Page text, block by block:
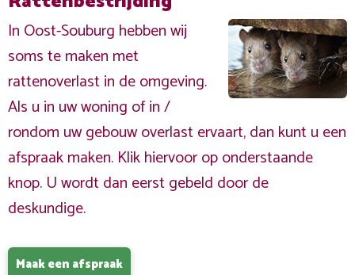
In Oost-Souburg hebben wij
soms te maken met
rattenoverlast in de omgeving.
Als u in uw woning of in /
rondom uw gebouw overlast ervaart, dan kunt u een
afspraak maken. Klik hiervoor op onderstaande
knop. U wordt dan eerst gebeld door de
deskundige.
Maak een afspraak